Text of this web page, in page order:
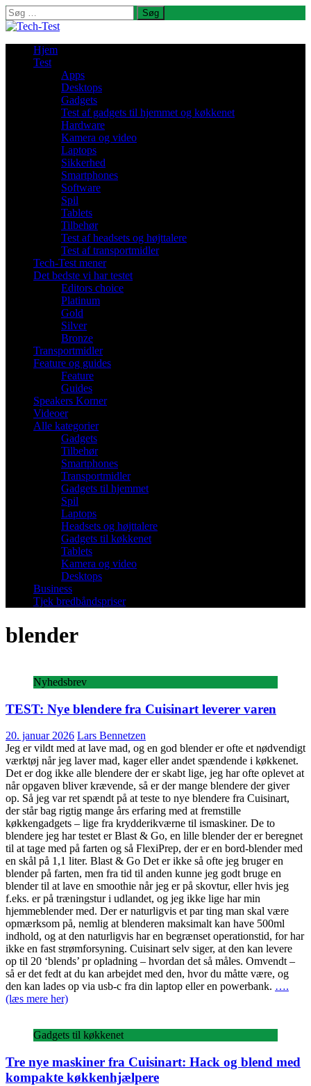
Søg
efter:
Hjem
Test
Apps
Desktops
Gadgets
Test af gadgets til hjemmet og køkkenet
Hardware
Kamera og video
Laptops
Sikkerhed
Smartphones
Software
Spil
Tablets
Tilbehør
Test af headsets og højttalere
Test af transportmidler
Tech-Test mener
Det bedste vi har testet
Editors choice
Platinum
Gold
Silver
Bronze
Transportmidler
Feature og guides
Feature
Guides
Speakers Korner
Videoer
Alle kategorier
Gadgets
Tilbehør
Smartphones
Transportmidler
Gadgets til hjemmet
Spil
Laptops
Headsets og højttalere
Gadgets til køkkenet
Tablets
Kamera og video
Desktops
Business
Tjek bredbåndspriser
blender
Nyhedsbrev
TEST: Nye blendere fra Cuisinart leverer varen
20. januar 2026 Lars Bennetzen
Jeg er vildt med at lave mad, og en god blender er ofte et nødvendigt
værktøj når jeg laver mad, kager eller andet spændende i køkkenet.
Det er dog ikke alle blendere der er skabt lige, jeg har ofte oplevet at
når opgaven bliver krævende, så er der mange blendere der giver
op. Så jeg var ret spændt på at teste to nye blendere fra Cuisinart,
der står bag rigtig mange års erfaring med at fremstille
køkkengadgets – lige fra krydderikværne til ismaskiner. De to
blendere jeg har testet er Blast & Go, en lille blender der er beregnet
til at tage med på farten og så FlexiPrep, der er en bord-blender med
en skål på 1,1 liter. Blast & Go Det er ikke så ofte jeg bruger en
blender på farten, men fra tid til anden kunne jeg godt bruge en
blender til at lave en smoothie når jeg er på skovtur, eller hvis jeg
f.eks. er på træningstur i udlandet, og jeg ikke lige har min
hjemmeblender med. Der er naturligvis et par ting man skal være
opmærksom på, nemlig at blenderen maksimalt kan have 500ml
indhold, og at den naturligvis har en begrænset operationstid, for har
ikke en fast strømforsyning. Cuisinart selv siger, at den kan levere
op til 20 ‘blends’ pr opladning – hvordan det så måles. Omvendt –
så er det fedt at du kan arbejdet med den, hvor du måtte være, og
den kan lades op via usb-c fra din laptop eller en powerbank. ….
(læs mere her)
Gadgets til køkkenet
Tre nye maskiner fra Cuisinart: Hack og blend med
kompakte køkkenhjælpere